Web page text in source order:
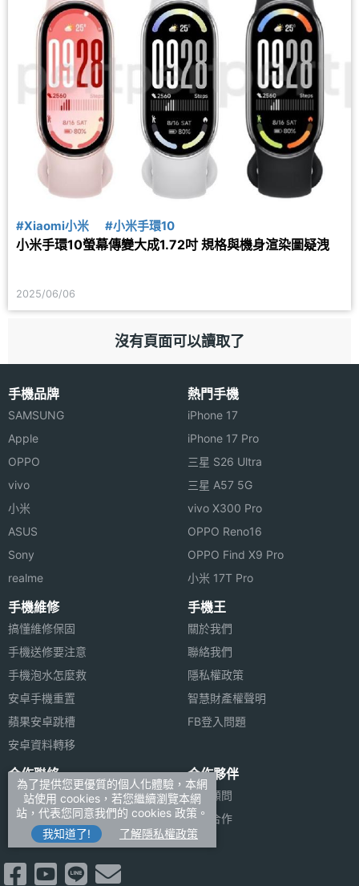
#Xiaomi小米 #小米手環10
小米手環10螢幕傳變大成1.72吋 規格與機身渲染圖疑洩
2025/06/06
沒有頁面可以讀取了
手機品牌
SAMSUNG
Apple
OPPO
vivo
小米
ASUS
Sony
realme
熱門手機
iPhone 17
iPhone 17 Pro
三星 S26 Ultra
三星 A57 5G
vivo X300 Pro
OPPO Reno16
OPPO Find X9 Pro
小米 17T Pro
手機維修
搞懂維修保固
手機送修要注意
手機泡水怎麼救
安卓手機重置
蘋果安卓跳槽
安卓資料轉移
手機王
關於我們
聯絡我們
隱私權政策
智慧財產權聲明
FB登入問題
合作聯絡
廣告刊登
加入商店報價
新聞聯絡
合作夥伴
法律顧問
媒體合作
為了提供您更優質的個人化體驗，本網
站使用 cookies，若您繼續瀏覽本網
站，代表您同意我們的 cookies 政策。
我知道了!
了解隱私權政策